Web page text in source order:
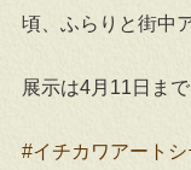
頃、ふらりと街中
展示は4月11日まで
#イチカワアートシ